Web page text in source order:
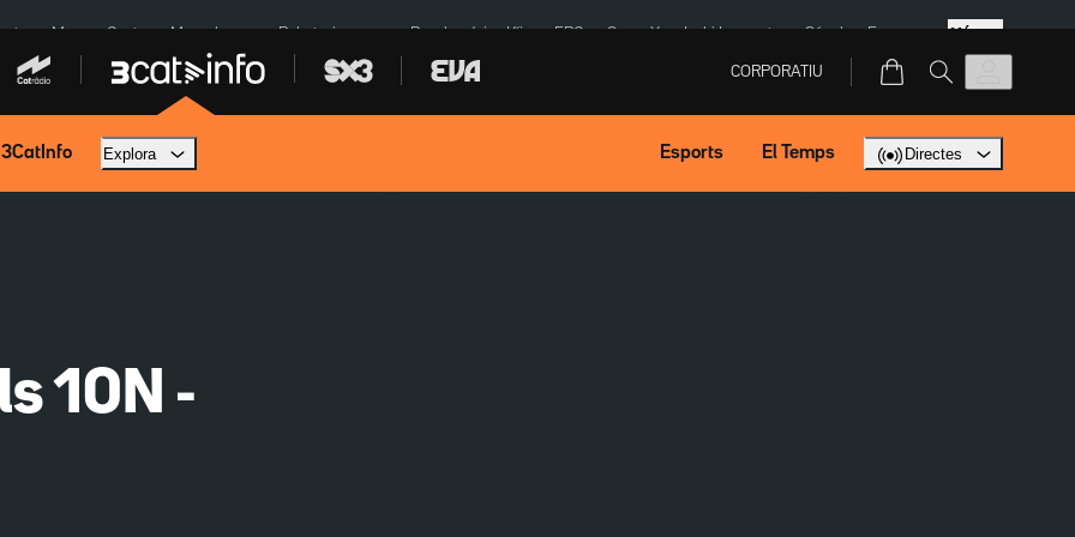
Menors Ceuta Mercabarna Robatoris coure Bombardejos Kíiv ERC SpaceX Isaki Lacuesta Sánchez Europa Més
CORPORATIU
3CatInfo Explora Esports El Temps Directes
10N -